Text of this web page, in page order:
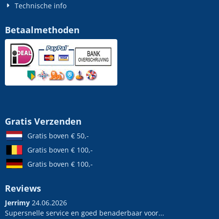
Technische info
Betaalmethoden
Gratis Verzenden
Gratis boven € 50,-
Gratis boven € 100,-
Gratis boven € 100,-
Reviews
Jerrimy 24.06.2026
Supersnelle service en goed benaderbaar voor...